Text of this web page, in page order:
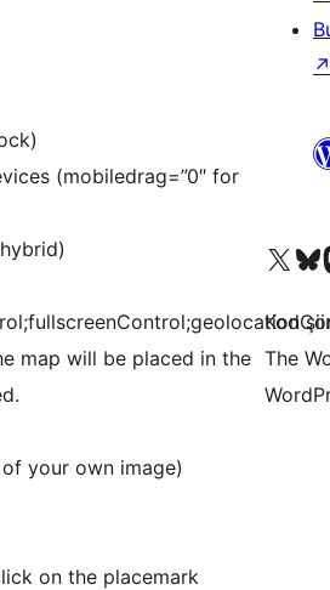
(mobiledrag=”0″ for
map will be placed in the
your own image)
on the placemark
↗
X (eski Twitter)Bluesky
Kod
The